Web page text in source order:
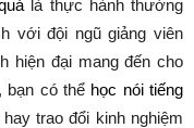
là thực hành thường
với đội ngũ giảng viên
hiện đại mang đến cho
bạn có thể học nói tiếng
hay trao đổi kinh nghiệm